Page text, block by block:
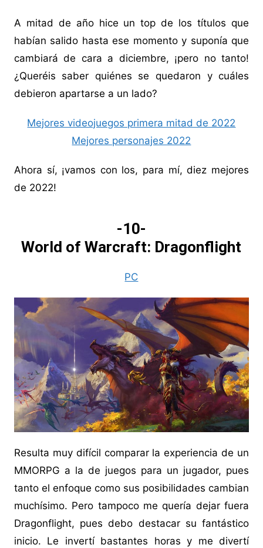
A mitad de año hice un top de los títulos que
habían salido hasta ese momento y suponía que
cambiará de cara a diciembre, ¡pero no tanto!
¿Queréis saber quiénes se quedaron y cuáles
debieron apartarse a un lado?
Mejores videojuegos primera mitad de 2022
Mejores personajes 2022
Ahora sí, ¡vamos con los, para mí, diez mejores
de 2022!
-10-
World of Warcraft: Dragonflight
PC
Resulta muy difícil comparar la experiencia de un
MMORPG a la de juegos para un jugador, pues
tanto el enfoque como sus posibilidades cambian
muchísimo. Pero tampoco me quería dejar fuera
Dragonflight, pues debo destacar su fantástico
inicio. Le invertí bastantes horas y me divertí